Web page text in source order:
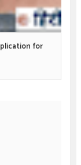
for